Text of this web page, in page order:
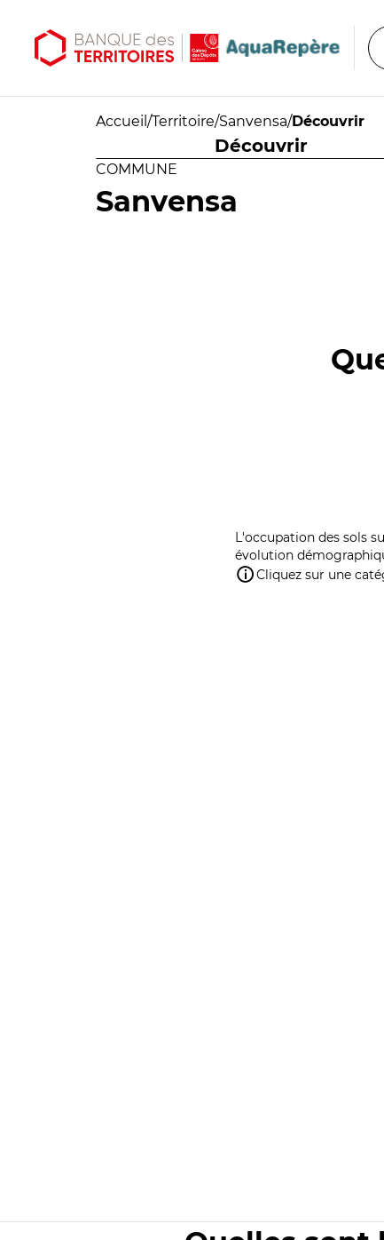
Accueil /Territoire/Sanvensa/Découvrir
Découvrir
COMMUNE
Sanvensa
L'occupation des sols
évolution
Cliquez sur une